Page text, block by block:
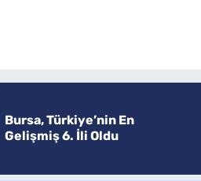
Bursa, Türkiye’nin En
Gelişmiş 6. İli Oldu